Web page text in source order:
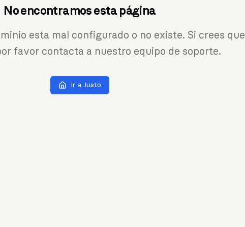
No encontramos esta página
esta mal configurado o no existe. Si crees que
favor contacta a nuestro equipo de soporte.
Ir a Justo